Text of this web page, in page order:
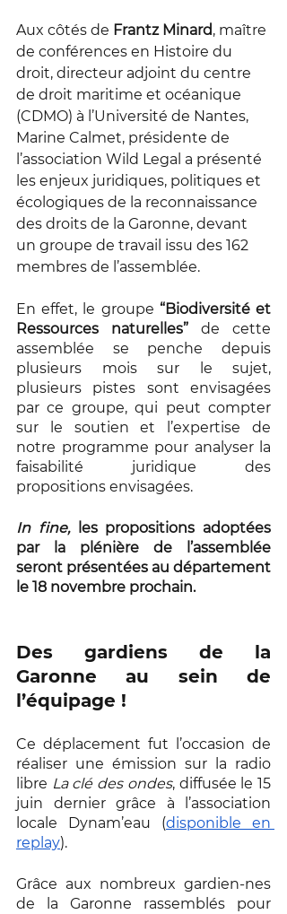
Aux côtés de Frantz Minard, maître
de conférences en Histoire du
droit, directeur adjoint du centre
de droit maritime et océanique
(CDMO) à l’Université de Nantes,
Marine Calmet, présidente de
l’association Wild Legal a présenté
les enjeux juridiques, politiques et
écologiques de la reconnaissance
des droits de la Garonne, devant
un groupe de travail issu des 162
membres de l’assemblée.
En effet, le groupe “Biodiversité et
Ressources naturelles” de cette
assemblée se penche depuis
plusieurs mois sur le sujet,
plusieurs pistes sont envisagées
par ce groupe, qui peut compter
sur le soutien et l’expertise de
notre programme pour analyser la
faisabilité juridique des
propositions envisagées.
In fine, les propositions adoptées
par la plénière de l’assemblée
seront présentées au département
le 18 novembre prochain.
Des gardiens de la
Garonne au sein de
l’équipage !
Ce déplacement fut l’occasion de
réaliser une émission sur la radio
libre La clé des ondes, diffusée le 15
juin dernier grâce à l’association
locale Dynam’eau (disponible en
replay).
Grâce aux nombreux gardien-nes
de la Garonne rassemblés pour